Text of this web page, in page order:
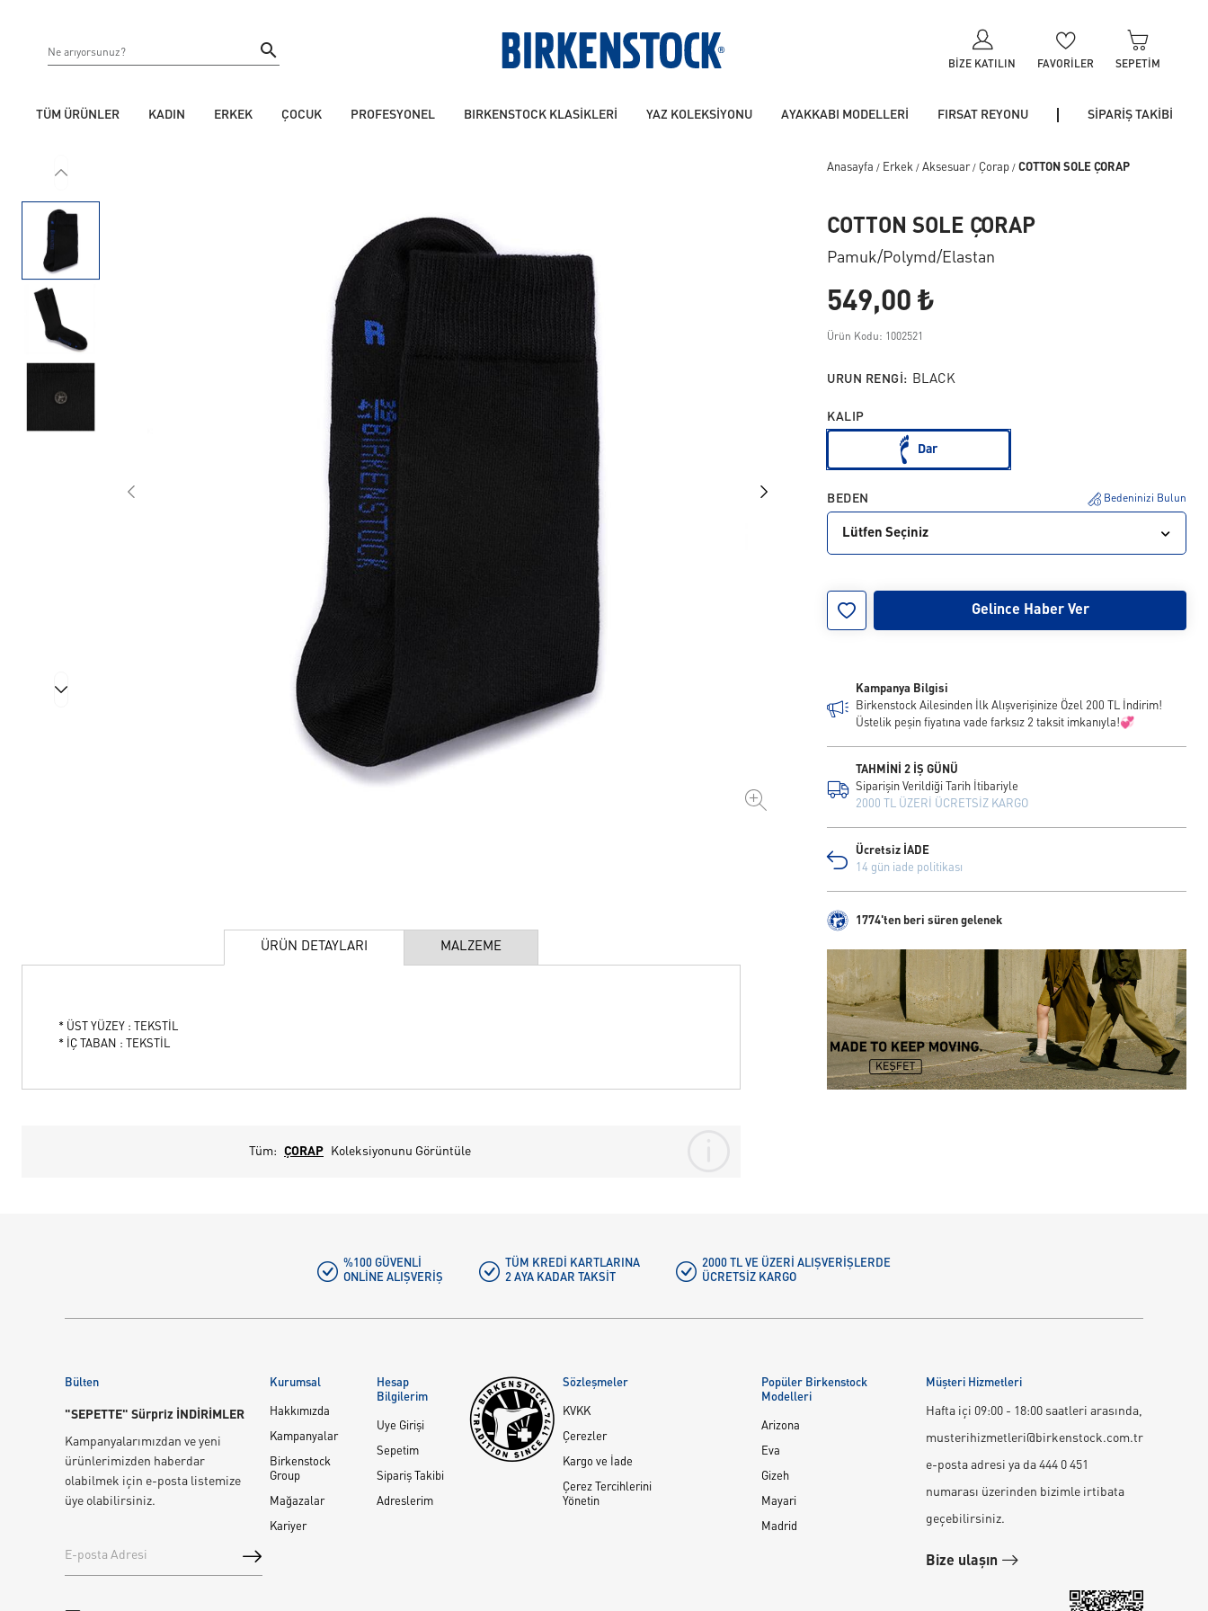
BIZE KATILIN FAVORILER SEPETIM
TÜM ÜRÜNLER KADIN ERKEK ÇOCUK PROFESYONEL BIRKENSTOCK KLASİKLERİ YAZ KOLEKSİYONU AYAKKABI MODELLERİ FIRSAT REYONU SİPARİŞ TAKİBİ
ÜRÜN DETAYLARI MALZEME
* ÜST YÜZEY : TEKSTİL
* İÇ TABAN : TEKSTİL
Tüm: ÇORAP Koleksiyonunu Görüntüle
Anasayfa / Erkek / Aksesuar / Çorap / COTTON SOLE ÇORAP
COTTON SOLE ÇORAP
Pamuk/polymd/elastan
549,00 ₺
Ürün Kodu: 1002521
URUN RENGI: BLACK
KALIP
Dar
BEDEN Bedeninizi Bulun
Lütfen Seçiniz
Gelince Haber Ver
Kampanya Bilgisi
Birkenstock Ailesinden İlk Alışverişinize Özel 200 TL İndirim!
Üstelik peşin fiyatına vade farksız 2 taksit imkanıyla!💞
TAHMİNİ 2 İŞ GÜNÜ
Siparişin Verildiği Tarih İtibariyle
2000 TL ÜZERİ ÜCRETSİZ KARGO
Ücretsiz İADE
14 gün iade politikası
1774'ten beri süren gelenek
%100 GÜVENLI
ONLINE ALIŞVERIŞ
TÜM KREDI KARTLARINA
2 AYA KADAR TAKSIT
2000 TL VE ÜZERİ ALIŞVERİŞLERDE
ÜCRETSIZ KARGO
Bülten
"SEPETTE" Sürpriz İNDİRİMLER
Kampanyalarımızdan ve yeni
ürünlerimizden haberdar
olabilmek için e-posta listemize
üye olabilirsiniz.
Kurumsal
Hakkımızda
Kampanyalar
Birkenstock
Group
Mağazalar
Kariyer
Hesap
Bilgilerim
Üye Girişi
Sepetim
Sipariş Takibi
Adreslerim
Sözleşmeler
KVKK
Çerezler
Kargo ve İade
Çerez Tercihlerini
Yönetin
Popüler Birkenstock
Modelleri
Arizona
Eva
Gizeh
Mayari
Madrid
Müşteri Hizmetleri
Hafta içi 09:00 - 18:00 saatleri arasında,
musterihizmetleri@birkenstock.com.tr
e-posta adresi ya da 444 0 451
numarası üzerinden bizimle irtibata
geçebilirsiniz.
Bize ulaşın